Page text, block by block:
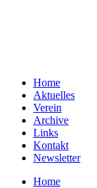
Home
Aktuelles
Verein
Archive
Links
Kontakt
Newsletter
Home